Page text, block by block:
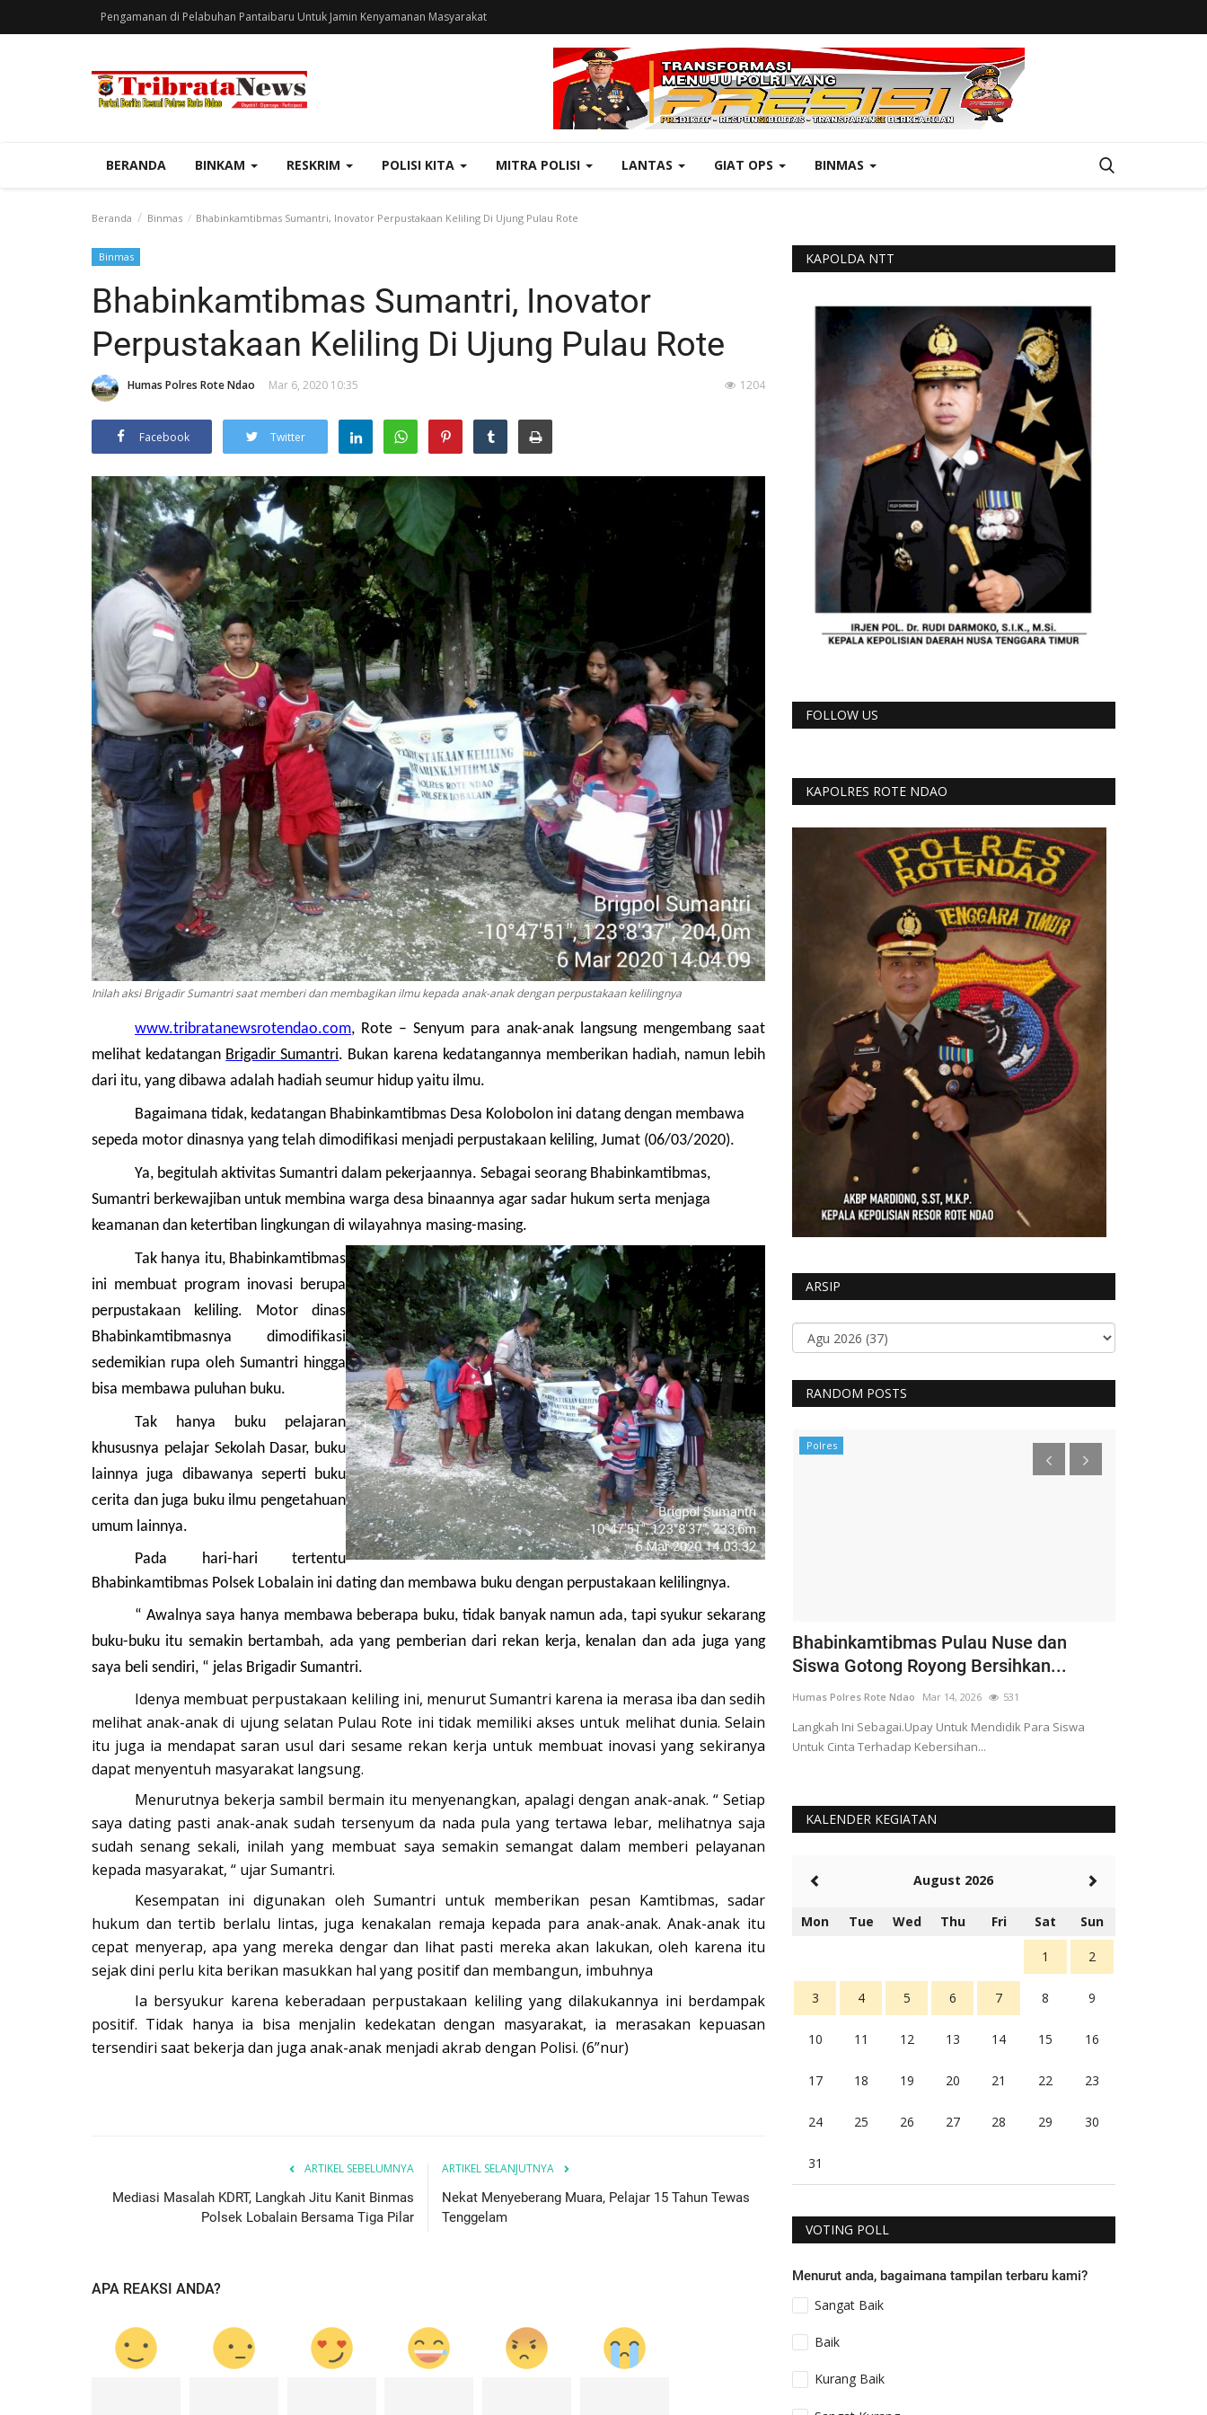
Pengamanan di Pelabuhan Pantaibaru Untuk Jamin Kenyamanan Masyarakat
BERANDA BINKAM RESKRIM POLISI KITA MITRA POLISI LANTAS GIAT OPS BINMAS
Beranda Binmas Bhabinkamtibmas Sumantri, Inovator Perpustakaan Keliling Di Ujung Pulau Rote
Binmas
Bhabinkamtibmas Sumantri, Inovator
Perpustakaan Keliling Di Ujung Pulau Rote
Humas Polres Rote Ndao Mar 6, 2020 10:35 1204
Facebook Twitter
Inilah aksi Brigadir Sumantri saat memberi dan membagikan ilmu kepada anak-anak dengan perpustakaan kelilingnya
www.tribratanewsrotendao.com, Rote – Senyum para anak-anak langsung mengembang saat
melihat kedatangan Brigadir Sumantri. Bukan karena kedatangannya memberikan hadiah, namun lebih
dari itu, yang dibawa adalah hadiah seumur hidup yaitu ilmu.
Bagaimana tidak, kedatangan Bhabinkamtibmas Desa Kolobolon ini datang dengan membawa
sepeda motor dinasnya yang telah dimodifikasi menjadi perpustakaan keliling, Jumat (06/03/2020).
Ya, begitulah aktivitas Sumantri dalam pekerjaannya. Sebagai seorang Bhabinkamtibmas,
Sumantri berkewajiban untuk membina warga desa binaannya agar sadar hukum serta menjaga
keamanan dan ketertiban lingkungan di wilayahnya masing-masing.
Tak hanya itu, Bhabinkamtibmas
ini membuat program inovasi berupa
perpustakaan keliling. Motor dinas
Bhabinkamtibmasnya dimodifikasi
sedemikian rupa oleh Sumantri hingga
bisa membawa puluhan buku.
Tak hanya buku pelajaran
khususnya pelajar Sekolah Dasar, buku
lainnya juga dibawanya seperti buku
cerita dan juga buku ilmu pengetahuan
umum lainnya.
Pada hari-hari tertentu
Bhabinkamtibmas Polsek Lobalain ini dating dan membawa buku dengan perpustakaan kelilingnya.
“ Awalnya saya hanya membawa beberapa buku, tidak banyak namun ada, tapi syukur sekarang
buku-buku itu semakin bertambah, ada yang pemberian dari rekan kerja, kenalan dan ada juga yang
saya beli sendiri, “ jelas Brigadir Sumantri.
Idenya membuat perpustakaan keliling ini, menurut Sumantri karena ia merasa iba dan sedih
melihat anak-anak di ujung selatan Pulau Rote ini tidak memiliki akses untuk melihat dunia. Selain
itu juga ia mendapat saran usul dari sesame rekan kerja untuk membuat inovasi yang sekiranya
dapat menyentuh masyarakat langsung.
Menurutnya bekerja sambil bermain itu menyenangkan, apalagi dengan anak-anak. “ Setiap
saya dating pasti anak-anak sudah tersenyum da nada pula yang tertawa lebar, melihatnya saja
sudah senang sekali, inilah yang membuat saya semakin semangat dalam memberi pelayanan
kepada masyarakat, “ ujar Sumantri.
Kesempatan ini digunakan oleh Sumantri untuk memberikan pesan Kamtibmas, sadar
hukum dan tertib berlalu lintas, juga kenakalan remaja kepada para anak-anak. Anak-anak itu
cepat menyerap, apa yang mereka dengar dan lihat pasti mereka akan lakukan, oleh karena itu
sejak dini perlu kita berikan masukkan hal yang positif dan membangun, imbuhnya
Ia bersyukur karena keberadaan perpustakaan keliling yang dilakukannya ini berdampak
positif. Tidak hanya ia bisa menjalin kedekatan dengan masyarakat, ia merasakan kepuasan
tersendiri saat bekerja dan juga anak-anak menjadi akrab dengan Polisi. (6”nur)
ARTIKEL SEBELUMNYA
Mediasi Masalah KDRT, Langkah Jitu Kanit Binmas
Polsek Lobalain Bersama Tiga Pilar
ARTIKEL SELANJUTNYA
Nekat Menyeberang Muara, Pelajar 15 Tahun Tewas
Tenggelam
APA REAKSI ANDA?
KAPOLDA NTT
FOLLOW US
KAPOLRES ROTE NDAO
ARSIP
RANDOM POSTS
Ny. Juliati
Polres
Ipda Charles : Kegiatan Polri Untuk
Mencegah Aksi Premanisme...
Humas Polres Rote Ndao Mei 9, 2025 619
Polres
Edukasi Pembinaan Kamtibmas Bagi
Humas Polres Rote Ndao Jul 30, 2025 705
Polres
Bhabinkamtibmas Pulau Nuse dan
Siswa Gotong Royong Bersihkan...
Humas Polres Rote Ndao Mar 14, 2026 531
Langkah Ini Sebagai.Upay Untuk Mendidik Para Siswa
Untuk Cinta Terhadap Kebersihan...
KALENDER KEGIATAN
August 2026
Mon Tue Wed Thu Fri Sat Sun
1 2
3 4 5 6 7 8 9
10 11 12 13 14 15 16
17 18 19 20 21 22 23
24 25 26 27 28 29 30
31
VOTING POLL
Menurut anda, bagaimana tampilan terbaru kami?
Sangat Baik
Baik
Kurang Baik